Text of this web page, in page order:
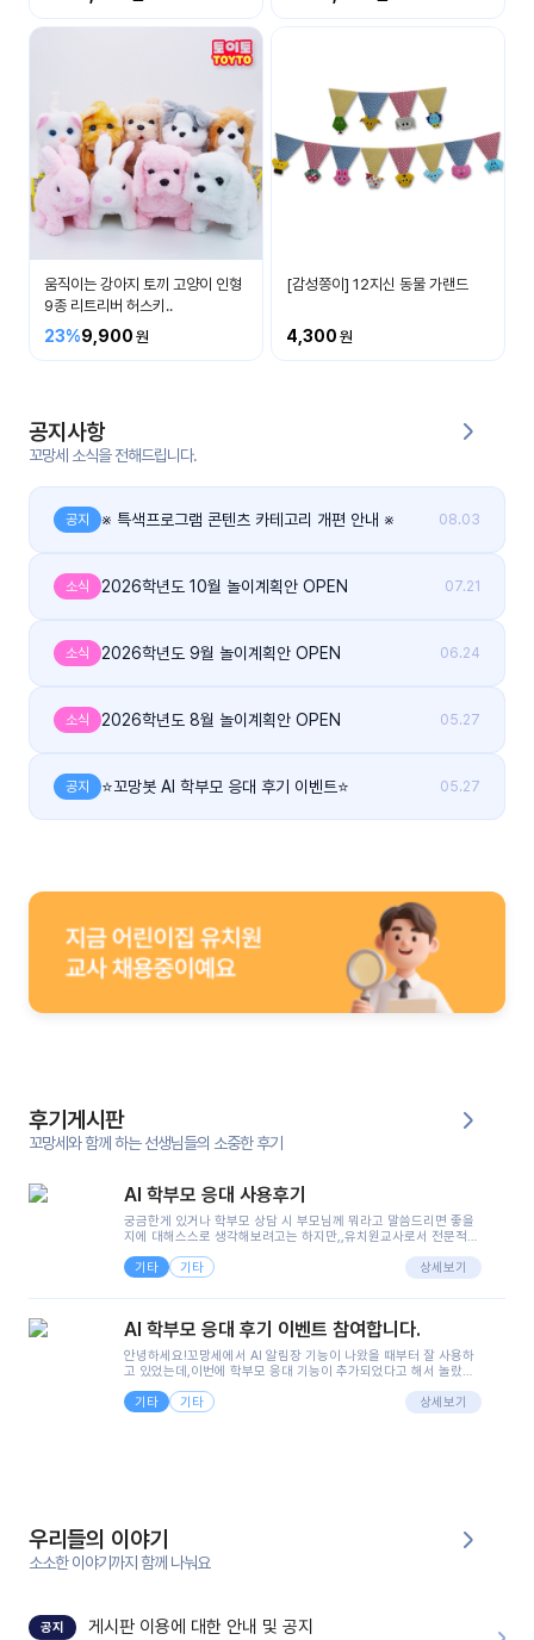
공지
사항
이벤
트
우리
들의
이야
게시
판
그
움직이는 강아지 토끼 고양이 인형
9종 리트리버 허스키..
23%9,900
[감성쫑이] 12지신 동물 가랜드
4,300
공지사항
꼬망세 소식을 전해드립니다.
공지 ※ 특색프로그램 콘텐츠 카테고리 개편 안내 ※ 08.03
소식 2026학년도 10월 놀이계획안 OPEN 07.21
소식 2026학년도 9월 놀이계획안 OPEN 06.24
소식 2026학년도 8월 놀이계획안 OPEN 05.27
공지 ⭐꼬망봇 AI 학부모 응대 후기 이벤트⭐ 05.27
후기게시판
꼬망세와 함께 하는 선생님들의 소중한 후기
AI 학부모 응대 사용후기
궁금한게 있거나 학부모 상담 시 부모님께 뭐라고 말씀드리면 좋을
지에 대해스스로 생각해보려고는 하지만,,유치원교사로서 전문적인
려니 어려울때가...^^(저만 그런거 아니죠 ㅜㅜ)꼬망봇의 장점은 지
피티나 제미나이는 몇세이고 여자인지 남자인지 등그래도 좀 기본
정보를 제공하면서 물어봐야할 때가 있어그때마다 정보를 입력하는
으셔서 고민이 됐는데ai 학부모 응대를 써볼 수 있어서 좋았어요!앞
면..)그리고 제가 신입 때 이게 있었더라면 ㅜㅜㅜㅜ?응대 팁이 정말
좋은거 같아요지금은 그래도 아이들이 잘 이해 되지만초임 때는 정
말 어려워서 항상다른 선생님들께 도움을 요청했었거든요..ㅠ*일지
쓸 때도 좀 도움이 되는 거 같아요!
기타 기타 상세보기
AI 학부모 응대 후기 이벤트 참여합니다.
안녕하세요!꼬망세에서 AI 알림장 기능이 나왔을 때부터 잘 사용하
고 있었는데,이번에 학부모 응대 기능이 추가되었다고 해서 놀랐습
님 응대에 더 많은 부담을 느끼고 있습니다 ㅠㅠ이번에 제가 원에서
겪은 일과 학부모님께 전달드렸던 내용을 함께 보시고,저와 비슷한
을 많이 하는데,꼬망봇 덕분에 고민하는 시간을 줄이고 학부모님을
안심시킬 수 있었습니다.이 부분은 꼬망봇이 추가로 알려준 응대 tip
입니다.학부모님께 전화를 드리기 전에, 내용을 숙지하여 좀 더 전문
성 있는 교사가 되어 대화를 나눌 수 있었습니다.꼬망세 AI학부모 응
기능을 개발해 주셔서 감사합니다.
기타 기타 상세보기
우리들의 이야기
소소한 이야기까지 함께 나눠요
공지 게시판 이용에 대한 안내 및 공지